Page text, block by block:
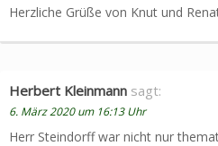
Herzliche Grüße von Knut und
Herbert Kleinmann sagt:
6. März 2020 um 16:13 Uhr
Herr Steindorff war nicht nur